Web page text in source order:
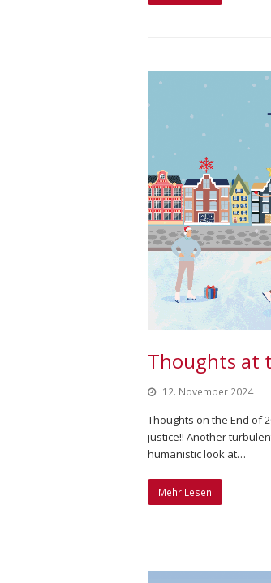
Thoughts at
12. November 2024
Thoughts on the End of
justice!! Another
humanistic look at…
Mehr Lesen